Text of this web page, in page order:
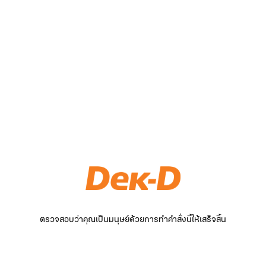
ตรวจสอบว่าคุณเป็นมนุษย์ด้วยการทำคำสั่งนี้ให้เสร็จสิ้น